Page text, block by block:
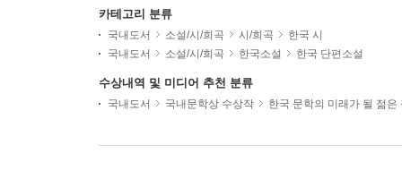
카테고리 분류
국내도서 소설/시/희곡 시/희곡
한국 시
국내도서
소설/시/희곡 한국소설 한국 단편소설
수상내역 및 미디어 추천 분류
국내도서 국내문학상 수상작 한국 문학의 미래가 될 젊은